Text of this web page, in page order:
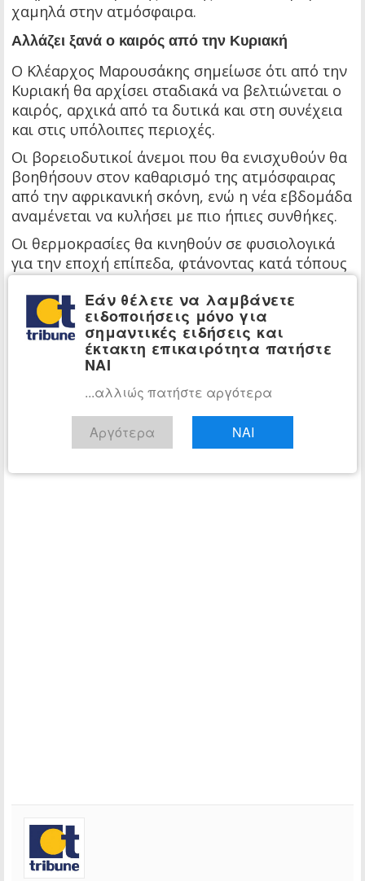
χαμηλά στην ατμόσφαιρα.
Αλλάζει ξανά ο καιρός από την Κυριακή
Ο Κλέαρχος Μαρουσάκης σημείωσε ότι από την
Κυριακή θα αρχίσει σταδιακά να βελτιώνεται ο
καιρός, αρχικά από τα δυτικά και στη συνέχεια
και στις υπόλοιπες περιοχές.
Οι βορειοδυτικοί άνεμοι που θα ενισχυθούν θα
βοηθήσουν στον καθαρισμό της ατμόσφαιρας
από την αφρικανική σκόνη, ενώ η νέα εβδομάδα
αναμένεται να κυλήσει με πιο ήπιες συνθήκες.
Οι θερμοκρασίες θα κινηθούν σε φυσιολογικά
για την εποχή επίπεδα, φτάνοντας κατά τόπους
μόνο για τοπική απογευματινή αστάθεια.
Εάν θέλετε να λαμβάνετε
ειδοποιήσεις μόνο για
σημαντικές ειδήσεις και
έκτακτη επικαιρότητα πατήστε
ΝΑΙ
...αλλιώς πατήστε αργότερα
Αργότερα ΝΑΙ